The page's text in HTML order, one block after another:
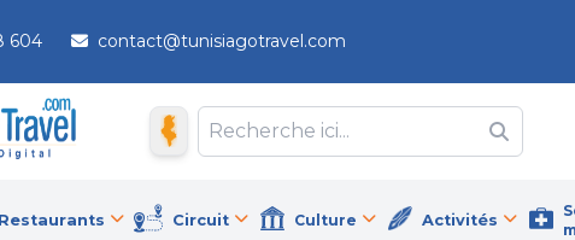
604 contact@tunisiagotravel.com
Restaurants Circuit Culture Activités